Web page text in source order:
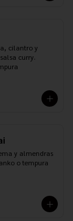
cilantro y
curry.
y almendras
o tempura